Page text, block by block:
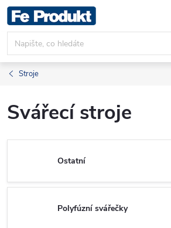
Přejít
na
obsah
Stroje
Svářecí stroje
Ostatní
Polyfúzní svářečky